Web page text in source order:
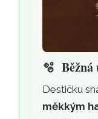
🫧
Destičku
měkkým